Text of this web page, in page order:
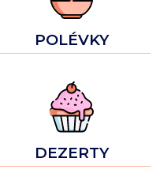
POLÉVKY
DEZERTY